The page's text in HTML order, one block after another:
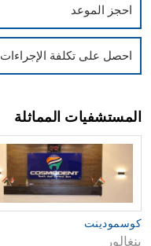
احجز الموعد
احصل على تكلفة الإجراءات
المستشفيات المماثلة
كوسمودينت
بنغالور